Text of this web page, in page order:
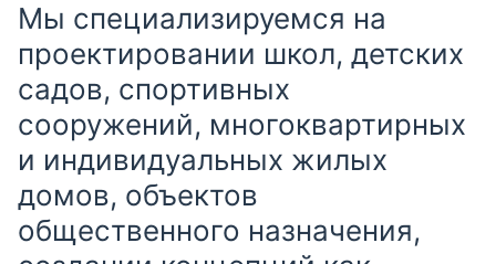
Мы специализируемся на
проектировании школ, детских
садов, спортивных
сооружений, многоквартирных
и индивидуальных жилых
домов, объектов
общественного назначения,